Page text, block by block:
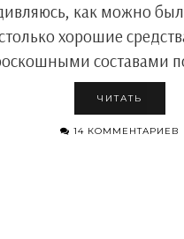
как можно
хорошие
составами
ЧИТАТЬ
14 КОММЕНТАРИЕВ